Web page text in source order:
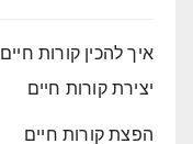
איך להכין קורות חיים
יצירת קורות חיים
הפצת קורות חיים